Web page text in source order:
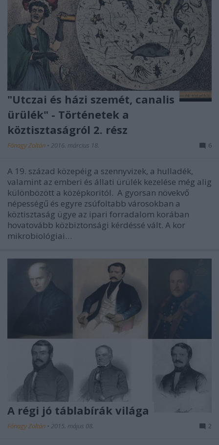
"Utczai és házi szemét, canalis
ürülék" - Történetek a
köztisztaságról 2. rész
Fónagy Zoltán • 2016. március 18. 6
A 19. század közepéig a szennyvizek, a hulladék,
valamint az emberi és állati ürülék kezelése még alig
különbözött a középkoritól. A gyorsan növekvő
népességű és egyre zsúfoltabb városokban a
köztisztaság ügye az ipari forradalom korában
hovatovább közbiztonsági kérdéssé vált. A kor
mikrobiológiai…
A régi jó táblabírák világa
Fónagy Zoltán • 2015. május 08. 2